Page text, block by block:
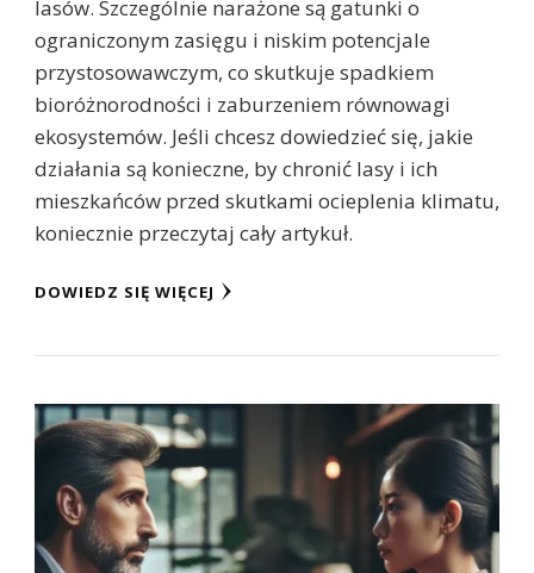
lasów. Szczególnie narażone są gatunki o
ograniczonym zasięgu i niskim potencjale
przystosowawczym, co skutkuje spadkiem
bioróżnorodności i zaburzeniem równowagi
ekosystemów. Jeśli chcesz dowiedzieć się, jakie
działania są konieczne, by chronić lasy i ich
mieszkańców przed skutkami ocieplenia klimatu,
koniecznie przeczytaj cały artykuł.
DOWIEDZ SIĘ WIĘCEJ